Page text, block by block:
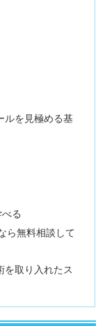
ルを見極める基
る
ら無料相談して
を取り入れたス